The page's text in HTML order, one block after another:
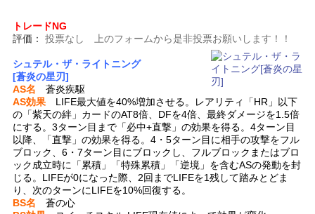
トレードNG
評価：
投票なし 上のフォームから是非投票お願いします！！
シュテル・ザ・ライトニング
[蒼炎の星刃]
AS名 蒼炎疾駆
AS効果 LIFE最大値を40%増加させる。レアリティ「HR」以下
の「紫天の絆」カードのAT8倍、DFを4倍、最終ダメージを1.5倍
にする。3ターン目まで「必中+直撃」の効果を得る。4ターン目
以降、「直撃」の効果を得る。4・5ターン目に相手の攻撃をフル
ブロック、6・7ターン目にブロックし、フルブロックまたはブロ
ック成立時に「累積」「特殊累積」「逆境」を含むASの発動を封
じる。LIFEが0になった際、2回までLIFEを1残して踏みとどま
り、次のターンにLIFEを10%回復する。
BS名 蒼の心